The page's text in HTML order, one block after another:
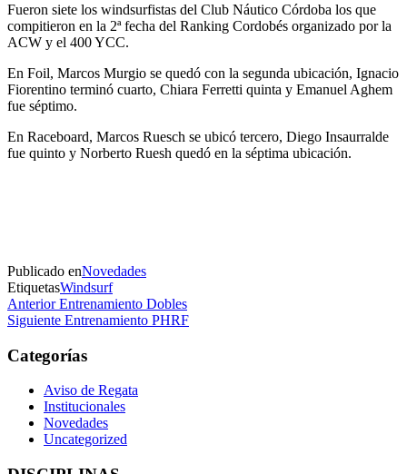
Fueron siete los windsurfistas del Club Náutico Córdoba los que
compitieron en la 2ª fecha del Ranking Cordobés organizado por la
ACW y el 400 YCC.
En Foil, Marcos Murgio se quedó con la segunda ubicación, Ignacio
Fiorentino terminó cuarto, Chiara Ferretti quinta y Emanuel Aghem
fue séptimo.
En Raceboard, Marcos Ruesch se ubicó tercero, Diego Insaurralde
fue quinto y Norberto Ruesh quedó en la séptima ubicación.
Publicado enNovedades
EtiquetasWindsurf
Navegación
de
entradas
Entrada
anterior
Anterior Entrenamiento Dobles
Entrada
Siguiente Entrenamiento PHRF
Categorías
Aviso de Regata
Institucionales
Novedades
Uncategorized